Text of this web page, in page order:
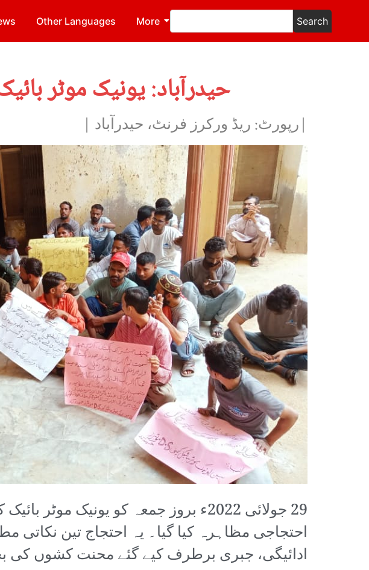
Other Languages More Search
حیدرآباد: یونیک موٹر
|رپورٹ: ریڈ ورکرز فرنٹ، حیدرآباد |
29 جولائی 2022ء بروز جمعہ کو
احتجاجی مظاہرہ کیا گیا۔ یہ احتجاج تین
ادائیگی، جبری برطرف کیے گئے محنت کشوں کی